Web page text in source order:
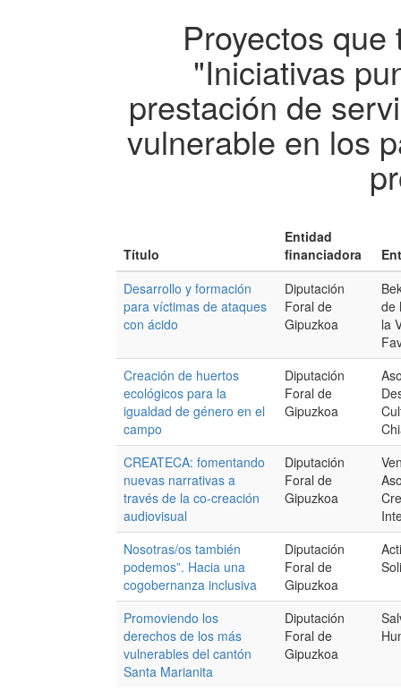
Proyectos
"Iniciativas
prestación de
vulnerable en los
Título
Entidad
financiadora
Desarrollo y formación
para víctimas de ataques
con ácido
Diputación
Foral de
Gipuzkoa
de
la
Creación de huertos
ecológicos para la
igualdad de género en el
campo
Diputación
Foral de
Gipuzkoa
CREATECA: fomentando
nuevas narrativas a
través de la co-creación
audiovisual
Diputación
Foral de
Gipuzkoa
Nosotras/os también
podemos”. Hacia una
cogobernanza inclusiva
Diputación
Foral de
Gipuzkoa
Promoviendo los
derechos de los más
vulnerables del cantón
Santa Marianita
Diputación
Foral de
Gipuzkoa